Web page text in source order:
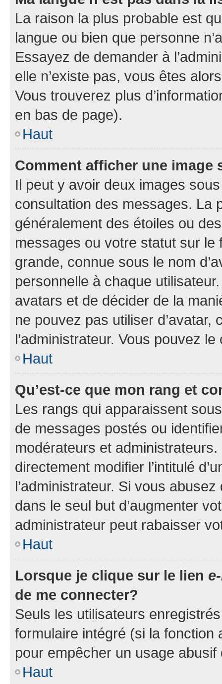
La raison la plus probable est
langue ou bien que personne
Essayez de demander à
elle n’existe pas, vous êtes
Vous trouverez plus
en bas de page).
Haut
Comment afficher une image
Il peut y avoir deux images
consultation des messages. La
généralement des étoiles ou
messages ou votre statut sur
grande, connue sous le nom
personnelle à chaque utilisateur.
avatars et de décider de la
ne pouvez pas utiliser d’avatar,
l’administrateur. Vous pouvez
Haut
Qu’est-ce que mon rang et
Les rangs qui apparaissent
de messages postés ou
modérateurs et
directement modifier l’intitulé
l’administrateur. Si vous
dans le seul but d’augmenter
administrateur peut rabaisser
Haut
Lorsque je clique sur le lien
de me connecter?
Seuls les utilisateurs
formulaire intégré (si la fonction
pour empêcher un usage
Haut